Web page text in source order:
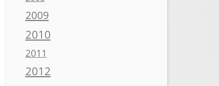
2009
2010
2011
2012